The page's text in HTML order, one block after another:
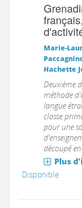
Marie-
Hachette
Deuxième
méthode
langue
classe
pour une
découpé
Plus
Disponible